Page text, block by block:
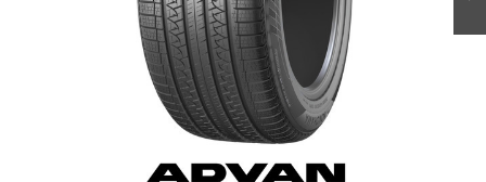
フィルム・ラッピング
ストップ 不具合修理＆粗悪修理
カーメーカー「旧車」関連プロジェ
ショップレポート プロショップ検索
カーメーカー「旧車」関連プロジ
インタビュー
イベント告知 イベントレポート